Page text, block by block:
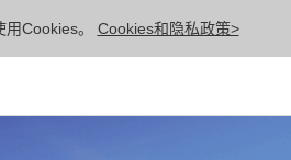
Cookies。 Cookies和隐私政策>